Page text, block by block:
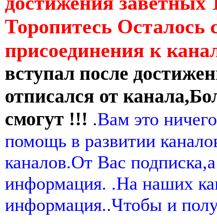
Торопитесь Осталось
присоединения к
вступал после
отписался от
смогут !!! .Вам это
помощь в развитии
каналов.От Вас
информация. .На наших
информация..Чтобы и